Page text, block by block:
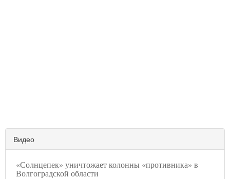
Видео
«Солнцепек» уничтожает колонны «противника» в
Волгоградской области